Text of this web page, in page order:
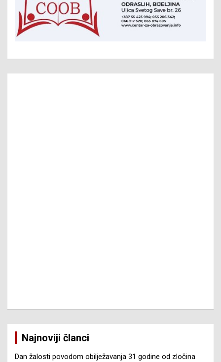
Najnoviji članci
Dan žalosti povodom obilježavanja 31 godine od zločina